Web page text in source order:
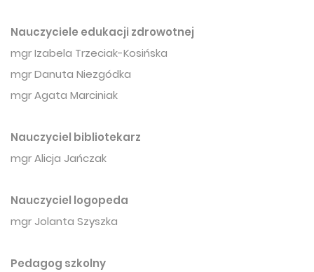
Nauczyciele edukacji zdrowotnej
mgr Izabela Trzeciak-Kosińska
mgr Danuta Niezgódka
mgr Agata Marciniak
Nauczyciel bibliotekarz
mgr Alicja Jańczak
Nauczyciel logopeda
mgr Jolanta Szyszka
Pedagog szkolny